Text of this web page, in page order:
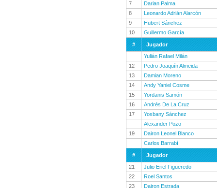
7
Darian Palma
8
Leonardo Adrián Alarcón
9
Hubert Sánchez
10
Guillermo García
#
Jugador
Yulián Rafael Milán
12
Pedro Joaquín Almeida
13
Damian Moreno
14
Andy Yaniel Cosme
15
Yordanis Samón
16
Andrés De La Cruz
17
Yosbany Sánchez
Alexander Pozo
19
Dairon Leonel Blanco
Carlos Barrabí
#
Jugador
21
Julio Eriel Figueredo
22
Roel Santos
23
Dairon Estrada